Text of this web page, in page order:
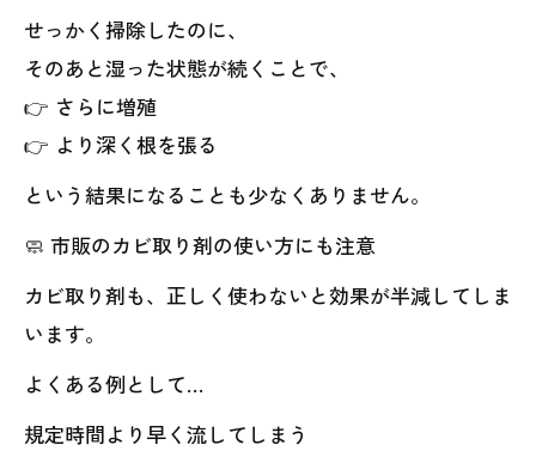
せっかく掃除したのに、
そのあと湿った状態が続くことで、
👉 さらに増殖
👉 より深く根を張る
という結果になることも少なくありません。
🧼 市販のカビ取り剤の使い方にも注意
カビ取り剤も、正しく使わないと効果が半減してしま
います。
よくある例として…
規定時間より早く流してしまう